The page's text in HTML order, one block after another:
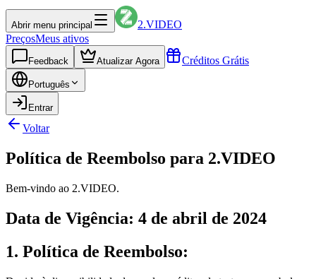
Abrir menu principal
2.VIDEO
PreçosMeus ativos
Feedback Atualizar Agora Créditos Grátis
Português
Entrar
Voltar
Política de Reembolso para 2.VIDEO
Bem-vindo ao 2.VIDEO.
Data de Vigência: 4 de abril de 2024
1. Política de Reembolso: